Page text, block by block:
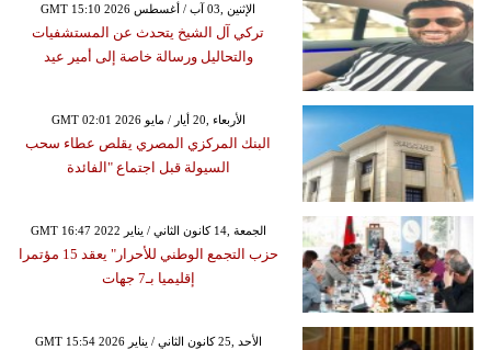
GMT 15:10 2026 الإثنين ,03 آب / أغسطس
تركي آل الشيخ يتحدث عن المستشفيات
والتحاليل ورسالة خاصة إلى أمير عيد
GMT 02:01 2026 الأربعاء ,20 أيار / مايو
البنك المركزي المصري يقلص عطاء سحب
السيولة قبل اجتماع "الفائدة
GMT 16:47 2022 الجمعة ,14 كانون الثاني / يناير
حزب التجمع الوطني للأحرار" يعقد 15 مؤتمرا
إقليميا بـ7 جهات
GMT 15:54 2026 الأحد ,25 كانون الثاني / يناير